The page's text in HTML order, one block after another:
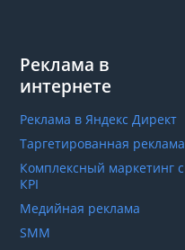
Реклама в
интернете
Реклама в Яндекс Директ
Таргетированная реклама
Комплексный маркетинг с
КРІ
Медийная реклама
SMM